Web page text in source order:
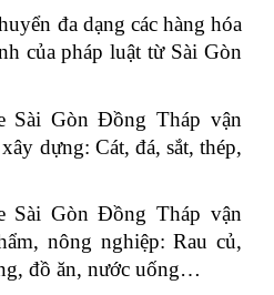
đa dạng các hàng hóa
của pháp luật từ Sài Gòn
Sài Gòn Đồng Tháp vận
dựng: Cát, đá, sắt, thép,
Sài Gòn Đồng Tháp vận
nông nghiệp: Rau củ,
đồ ăn, nước uống…